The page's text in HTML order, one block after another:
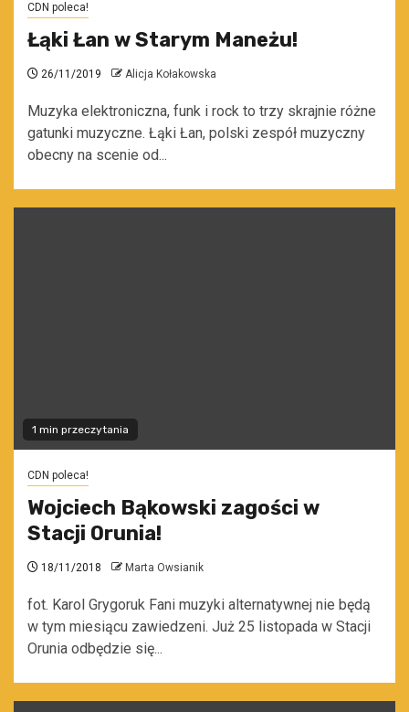
CDN poleca!
Łąki Łan w Starym Maneżu!
26/11/2019 Alicja Kołakowska
Muzyka elektroniczna, funk i rock to trzy skrajnie różne
gatunki muzyczne. Łąki Łan, polski zespół muzyczny
obecny na scenie od...
1 min przeczytania
CDN poleca!
Wojciech Bąkowski zagości w
Stacji Orunia!
18/11/2018 Marta Owsianik
fot. Karol Grygoruk Fani muzyki alternatywnej nie będą
w tym miesiącu zawiedzeni. Już 25 listopada w Stacji
Orunia odbędzie się...